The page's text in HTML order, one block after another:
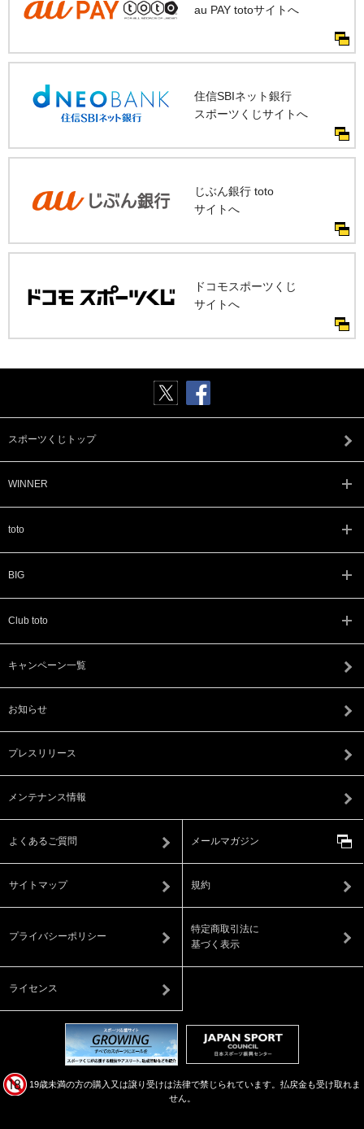
au PAY totoサイトへ
住信SBIネット銀行
スポーツくじサイトへ
じぶん銀行 toto
サイトへ
ドコモスポーツくじ
サイトへ
スポーツくじトップ
WINNER
toto
BIG
Club toto
キャンペーン一覧
お知らせ
プレスリリース
メンテナンス情報
よくあるご質問 メールマガジン
サイトマップ 規約
プライバシーポリシー
特定商取引法に
基づく表示
ライセンス
19歳未満の方の購入又は譲り受けは法律で禁じられています。払戻金も受け取れま
せん。